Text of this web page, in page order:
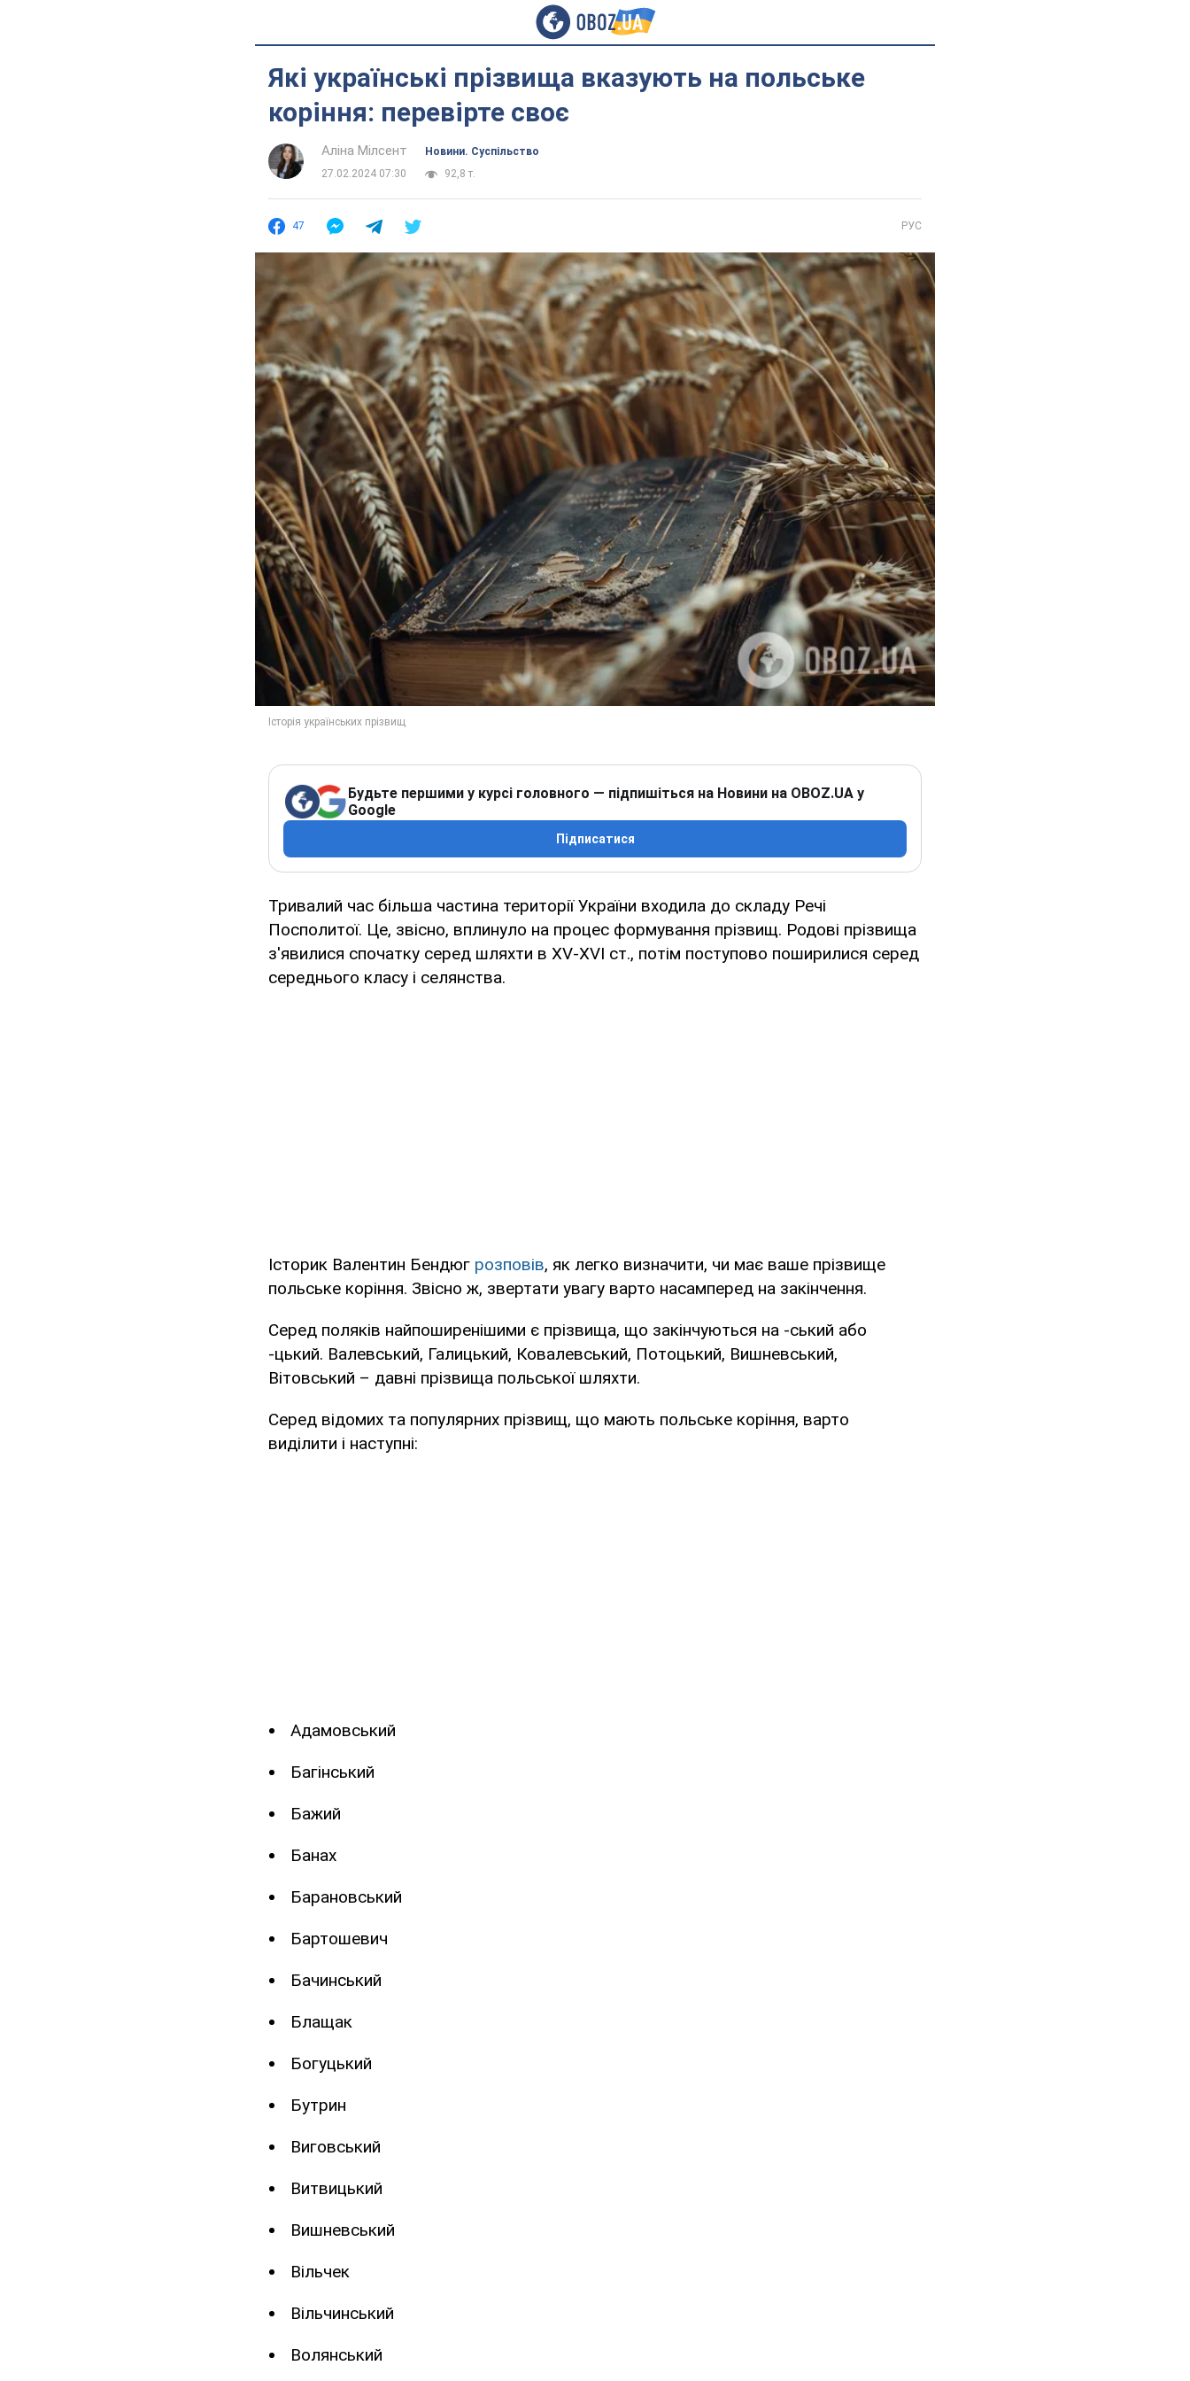
Які українські прізвища вказують на польське
коріння: перевірте своє
Аліна Мілсент
Новини. Суспільство
27.02.2024 07:30
92,8 т.
47 РУС
Будьте першими у курсі головного — підпишіться на Новини на OBOZ.UA у
Google
Підписатися
Тривалий час більша частина території України входила до складу Речі
Посполитої. Це, звісно, вплинуло на процес формування прізвищ. Родові прізвища
з'явилися спочатку серед шляхти в XV-XVI ст., потім поступово поширилися серед
середнього класу і селянства.
Історик Валентин Бендюг розповів, як легко визначити, чи має ваше прізвище
польське коріння. Звісно ж, звертати увагу варто насамперед на закінчення.
Серед поляків найпоширенішими є прізвища, що закінчуються на -ський або
-цький. Валевський, Галицький, Ковалевський, Потоцький, Вишневський,
Вітовський – давні прізвища польської шляхти.
Серед відомих та популярних прізвищ, що мають польське коріння, варто
виділити і наступні:
Адамовський
Багінський
Бажий
Банах
Барановський
Бартошевич
Бачинський
Блащак
Богуцький
Бутрин
Виговський
Витвицький
Вишневський
Вільчек
Вільчинський
Волянський